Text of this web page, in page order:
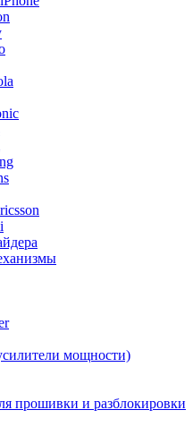
мощности)
и разблокировки